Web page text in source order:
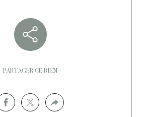
PARTAGER CE BIEN